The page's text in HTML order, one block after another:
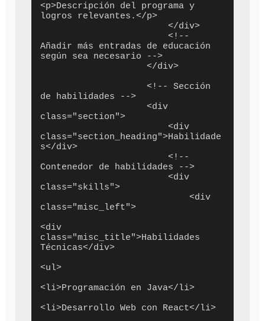
<p>Descripción del programa y
logros relevantes.</p>
                        </div>
                        <!--
Añadir más entradas de educación
según sea necesario -->
                    </div>
                    <!-- Sección
de habilidades -->
                    <div
class="section">
                        <div
class="section_heading">Habilidade
s</div>
                        <!--
Contenedor de habilidades -->
                        <div
class="skills">
                            <div
class="misc_left">
<div
class="misc_title">Habilidades
Técnicas</div>
<ul>
<li>Programación en Java</li>
<li>Desarrollo Web con React</li>